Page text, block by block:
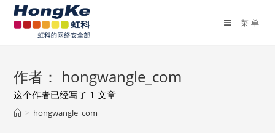
菜单
作者： hongwangle_com
这个作者已经写了 1 文章
> hongwangle_com